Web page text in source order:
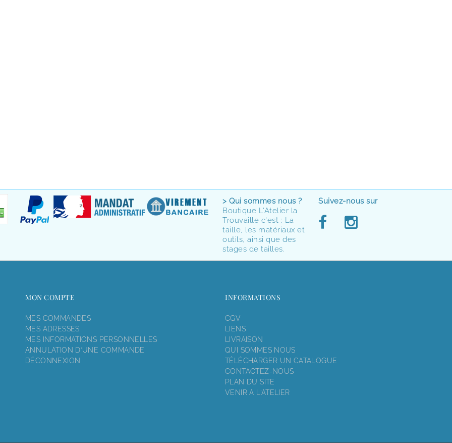
> Qui sommes nous ?
Boutique L'Atelier la
Trouvaille c'est : La
taille, les matériaux et
outils, ainsi que des
stages de tailles.
Suivez-nous sur
MON COMPTE
MES COMMANDES
MES ADRESSES
MES INFORMATIONS PERSONNELLES
ANNULATION D'UNE COMMANDE
DÉCONNEXION
INFORMATIONS
CGV
LIENS
LIVRAISON
QUI SOMMES NOUS
TÉLÉCHARGER UN CATALOGUE
CONTACTEZ-NOUS
PLAN DU SITE
VENIR A L'ATELIER